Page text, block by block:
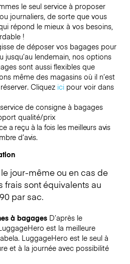
le seul service à proposer
journaliers, de sorte que vous
répond le mieux à vos besoins,
!
de déposer vos bagages pour
jusqu’au lendemain, nos options
sont aussi flexibles que
même des magasins où il n’est
Cliquez icipour voir dans
de consigne à bagages
qualité/prix
a reçu à la fois les meilleurs avis
d’avis.
jour-même ou en cas de
frais sont équivalents au
par sac.
à bagages D’après le
est la meilleure
. LuggageHero est le seul à
et à la journée avec possibilité